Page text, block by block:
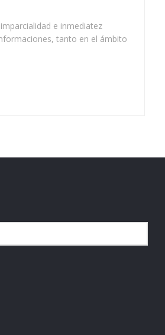
e inmediatez
tanto en el ámbito